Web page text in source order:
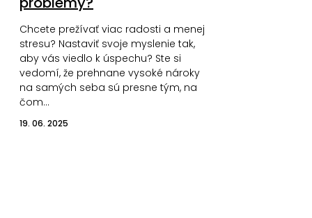
Chcete prežívať viac radosti a menej
stresu? Nastaviť svoje myslenie tak,
aby vás viedlo k úspechu? Ste si
vedomí, že prehnane vysoké nároky
na samých seba sú presne tým, na
čom…
19. 06. 2025